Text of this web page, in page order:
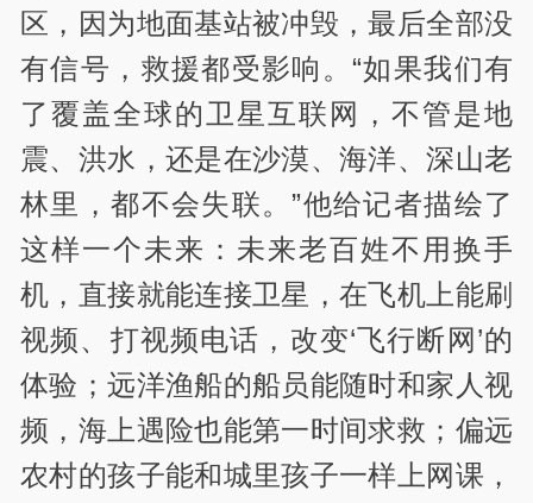
区，因为地面基站被冲毁，最后全部没
有信号，救援都受影响。“如果我们有
了覆盖全球的卫星互联网，不管是地
震、洪水，还是在沙漠、海洋、深山老
林里，都不会失联。”他给记者描绘了
这样一个未来：未来老百姓不用换手
机，直接就能连接卫星，在飞机上能刷
视频、打视频电话，改变‘飞行断网’的
体验；远洋渔船的船员能随时和家人视
频，海上遇险也能第一时间求救；偏远
农村的孩子能和城里孩子一样上网课，